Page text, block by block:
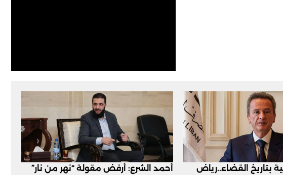
بتاريخ القضاء..رياض
أحمد الشرع: أرفض مقولة “نهر من نار”